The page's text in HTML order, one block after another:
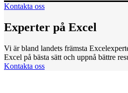
Kontakta oss
Experter på Excel
Vi är bland landets främsta
Excel på bästa sätt och uppnå bättre
Kontakta oss